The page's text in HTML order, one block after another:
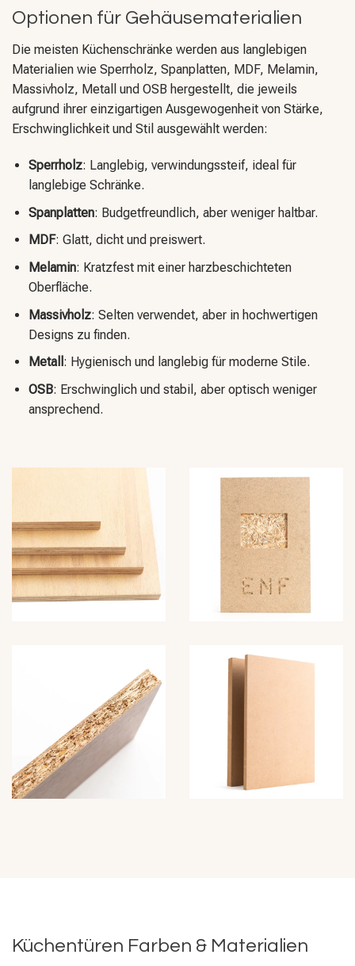
Optionen für Gehäusematerialien
Die meisten Küchenschränke werden aus langlebigen
Materialien wie Sperrholz, Spanplatten, MDF, Melamin,
Massivholz, Metall und OSB hergestellt, die jeweils
aufgrund ihrer einzigartigen Ausgewogenheit von Stärke,
Erschwinglichkeit und Stil ausgewählt werden:
Sperrholz: Langlebig, verwindungssteif, ideal für
langlebige Schränke.
Spanplatten: Budgetfreundlich, aber weniger haltbar.
MDF: Glatt, dicht und preiswert.
Melamin: Kratzfest mit einer harzbeschichteten
Oberfläche.
Massivholz: Selten verwendet, aber in hochwertigen
Designs zu finden.
Metall : Hygienisch und langlebig für moderne Stile.
OSB: Erschwinglich und stabil, aber optisch weniger
ansprechend.
Küchentüren Farben & Materialien